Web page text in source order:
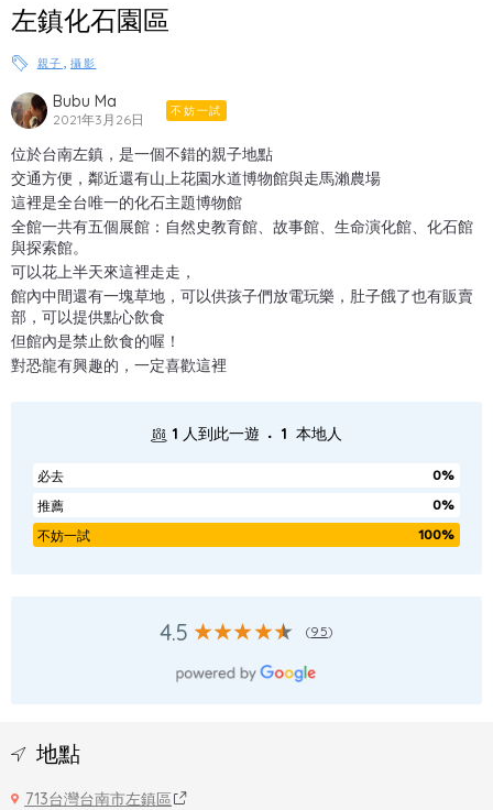
左鎮化石園區
親子 ,攝影
Bubu Ma
2021年3月26日
不妨一試
位於台南左鎮，是一個不錯的親子地點
交通方便，鄰近還有山上花園水道博物館與走馬瀨農場
這裡是全台唯一的化石主題博物館
全館一共有五個展館：自然史教育館、故事館、生命演化館、化石館
與探索館。
可以花上半天來這裡走走，
館內中間還有一塊草地，可以供孩子們放電玩樂，肚子餓了也有販賣
部，可以提供點心飲食
但館內是禁止飲食的喔！
對恐龍有興趣的，一定喜歡這裡
1 人到此一遊 . 1 本地人
必去
0%
推薦
0%
不妨一試
100%
4.5 (95)
地點
713台灣台南市左鎮區